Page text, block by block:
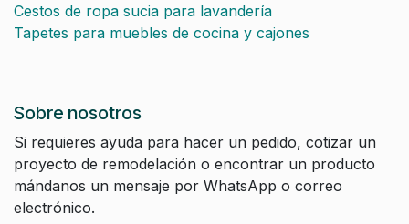
Cestos de ropa sucia para lavandería
Tapetes para muebles de cocina y cajones
Sobre nosotros
Si requieres ayuda para hacer un pedido, cotizar un
proyecto de remodelación o encontrar un producto
mándanos un mensaje por WhatsApp o correo
electrónico.